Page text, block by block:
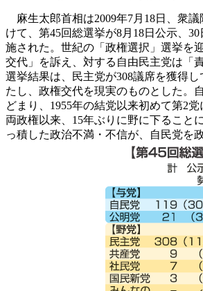
麻生太郎首相は2009年7月18日、衆議
けて、第45回総選挙が8月18日公示、
施された。世紀の「政権選択」選挙を
交代」を訴え、対する自由民主党は「
選挙結果は、民主党が308議席を獲得
たし、政権交代を現実のものとした。
どまり、1955年の結党以来初めて第2
両政権以来、15年ぶりに野に下ること
っ積した政治不満・不信が、自民党を